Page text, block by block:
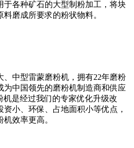
于各种矿石的大型制粉加工，将块
磨成所要求的粉状物料。
、中型雷蒙磨粉机，拥有22年磨粉
为中国领先的磨粉机制造商和供应
机是经过我们的专家优化升级改
小、环保、占地面积小等优点，
效率更高。